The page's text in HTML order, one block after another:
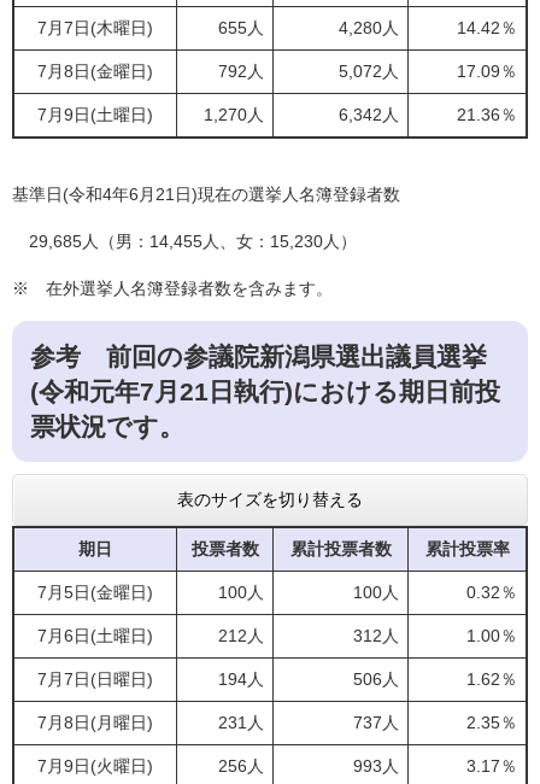
7月7日(木曜日) 655人 4,280人 14.42％
7月8日(金曜日) 792人 5,072人 17.09％
7月9日(土曜日) 1,270人 6,342人 21.36％
基準日(令和4年6月21日)現在の選挙人名簿登録者数
29,685人（男：14,455人、女：15,230人）
※ 在外選挙人名簿登録者数を含みます。
参考 前回の参議院新潟県選出議員選挙
(令和元年7月21日執行)における期日前投
票状況です。
表のサイズを切り替える
期日 投票者数 累計投票者数 累計投票率
7月5日(金曜日) 100人 100人 0.32％
7月6日(土曜日) 212人 312人 1.00％
7月7日(日曜日) 194人 506人 1.62％
7月8日(月曜日) 231人 737人 2.35％
7月9日(火曜日) 256人 993人 3.17％